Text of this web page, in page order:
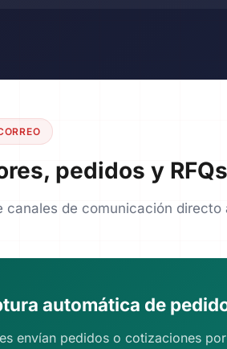
pedidos y
canales de comunicación directo
automática de
envían pedidos o cotizaciones